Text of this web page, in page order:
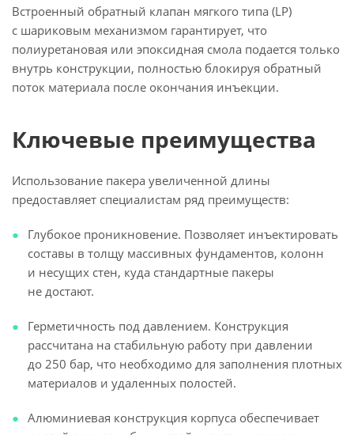
Встроенный обратный клапан мягкого типа (LP)
с шариковым механизмом гарантирует, что
полиуретановая или эпоксидная смола подается только
внутрь конструкции, полностью блокируя обратный
поток материала после окончания инъекции.
Ключевые преимущества
Использование пакера увеличенной длины
предоставляет специалистам ряд преимуществ:
Глубокое проникновение. Позволяет инъектировать
составы в толщу массивных фундаментов, колонн
и несущих стен, куда стандартные пакеры
не достают.
Герметичность под давлением. Конструкция
рассчитана на стабильную работу при давлении
до 250 бар, что необходимо для заполнения плотных
материалов и удаленных полостей.
Алюминиевая конструкция корпуса обеспечивает